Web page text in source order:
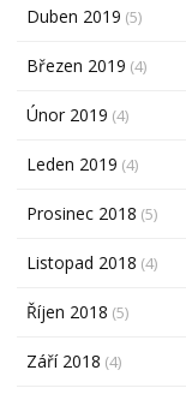
Duben 2019 (5)
Březen 2019 (4)
Únor 2019 (4)
Leden 2019 (4)
Prosinec 2018 (5)
Listopad 2018 (4)
Říjen 2018 (5)
Září 2018 (4)